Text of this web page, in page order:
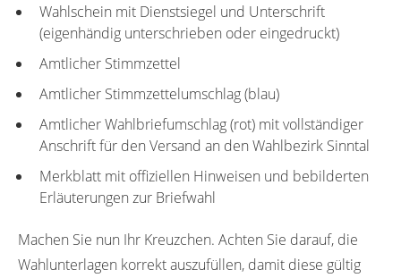
Wahlschein mit Dienstsiegel und Unterschrift
(eigenhändig unterschrieben oder eingedruckt)
Amtlicher Stimmzettel
Amtlicher Stimmzettelumschlag (blau)
Amtlicher Wahlbriefumschlag (rot) mit vollständiger
Anschrift für den Versand an den Wahlbezirk Sinntal
Merkblatt mit offiziellen Hinweisen und bebilderten
Erläuterungen zur Briefwahl
Machen Sie nun Ihr Kreuzchen. Achten Sie darauf, die
Wahlunterlagen korrekt auszufüllen, damit diese gültig